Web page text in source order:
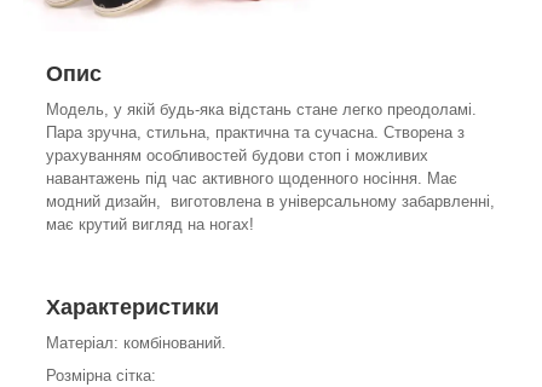
Опис
Модель, у якій будь-яка відстань стане легко преодоламі.
Пара зручна, стильна, практична та сучасна. Створена з
урахуванням особливостей будови стоп і можливих
навантажень під час активного щоденного носіння. Має
модний дизайн, виготовлена в універсальному забарвленні,
має крутий вигляд на ногах!
Характеристики
Матеріал: комбінований.
Розмірна сітка: